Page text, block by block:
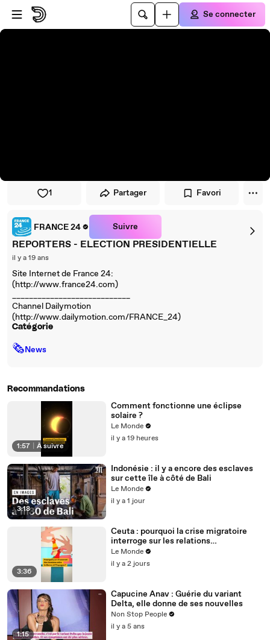
Passer au player
Passer au contenu principal
Se connecter
1 Partager Favori
FRANCE 24 Suivre
REPORTERS - ELECTION PRESIDENTIELLE
il y a 19 ans
Site Internet de France 24:
(http://www.france24.com)
____________________________
Channel Dailymotion
(http://www.dailymotion.com/FRANCE_24)
Catégorie
🗞News
Recommandations
1:57 À suivre
Comment fonctionne une éclipse
solaire ?
Le Monde
il y a 19 heures
3:18
Indonésie : il y a encore des esclaves
sur cette île à côté de Bali
Le Monde
il y a 1 jour
3:36
Ceuta : pourquoi la crise migratoire
interroge sur les relations
diplomatiques entre le Maroc et
l’Espagne ?
Le Monde
il y a 2 jours
1:15
Capucine Anav : Guérie du variant
Delta, elle donne de ses nouvelles
Non Stop People
il y a 5 ans